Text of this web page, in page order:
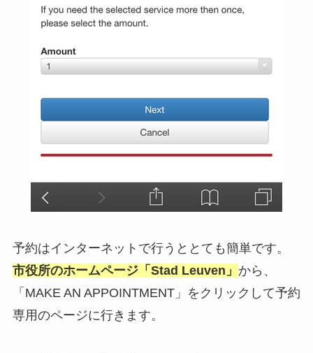
予約はインターネットで行うととても簡単です。
市役所のホームページ「Stad Leuven」 から、
「MAKE AN APPOINTMENT」をクリックして予約
専用のページに行きます。